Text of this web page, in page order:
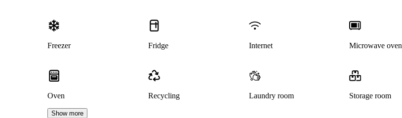
Freezer Fridge Internet Microwave oven
Oven Recycling Laundry room Storage room
Show more